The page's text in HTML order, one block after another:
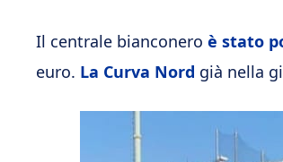
Il centrale bianconero è stato
euro. La Curva Nord già nella